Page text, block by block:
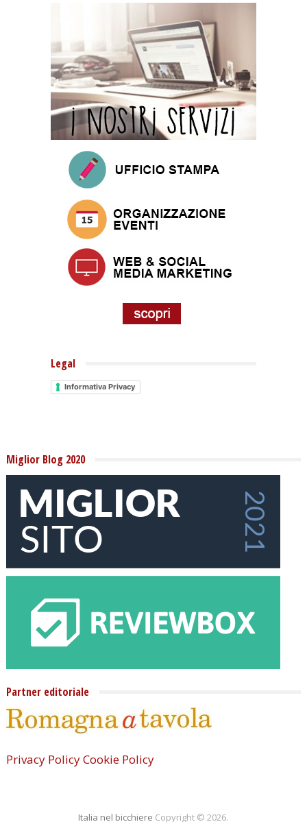
Legal
Informativa Privacy
Miglior Blog 2020
Partner editoriale
Privacy PolicyCookie Policy
Italia nel bicchiere Copyright © 2026.